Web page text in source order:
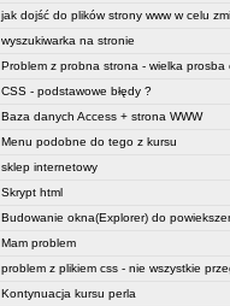
jak dojść do plików strony www w celu
wyszukiwarka na stronie
Problem z probna strona - wielka prosba
CSS - podstawowe błędy ?
Baza danych Access + strona WWW
Menu podobne do tego z kursu
sklep internetowy
Skrypt html
Budowanie okna(Explorer) do
Mam problem
problem z plikiem css - nie wszystkie
Kontynuacja kursu perla